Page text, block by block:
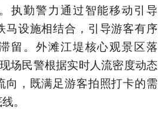
执勤警力通过智能移动引导
马设施相结合，引导游客有序
留。外滩江堤核心观景区落
场民警根据实时人流密度动态
向，既满足游客拍照打卡的需
。